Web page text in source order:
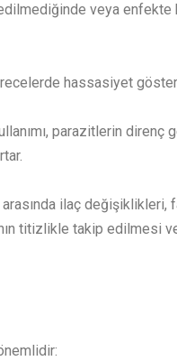
veya
hassasiyet
parazitlerin
ilaç
titizlikle takip